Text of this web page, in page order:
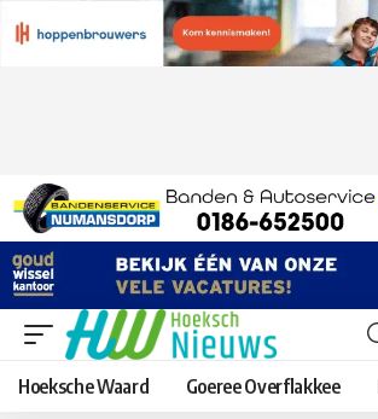
Hoeksche Waard Goeree Overflakkee